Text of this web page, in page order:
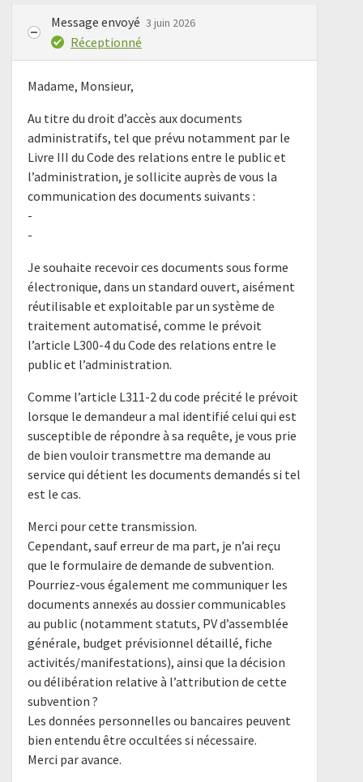
Message envoyé 3 juin 2026
Réceptionné
Madame, Monsieur,
Au titre du droit d’accès aux documents
administratifs, tel que prévu notamment par le
Livre III du Code des relations entre le public et
l’administration, je sollicite auprès de vous la
communication des documents suivants :
-
-
Je souhaite recevoir ces documents sous forme
électronique, dans un standard ouvert, aisément
réutilisable et exploitable par un système de
traitement automatisé, comme le prévoit
l’article L300-4 du Code des relations entre le
public et l’administration.
Comme l’article L311-2 du code précité le prévoit
lorsque le demandeur a mal identifié celui qui est
susceptible de répondre à sa requête, je vous prie
de bien vouloir transmettre ma demande au
service qui détient les documents demandés si tel
est le cas.
Merci pour cette transmission.
Cependant, sauf erreur de ma part, je n’ai reçu
que le formulaire de demande de subvention.
Pourriez-vous également me communiquer les
documents annexés au dossier communicables
au public (notamment statuts, PV d’assemblée
générale, budget prévisionnel détaillé, fiche
activités/manifestations), ainsi que la décision
ou délibération relative à l’attribution de cette
subvention ?
Les données personnelles ou bancaires peuvent
bien entendu être occultées si nécessaire.
Merci par avance.